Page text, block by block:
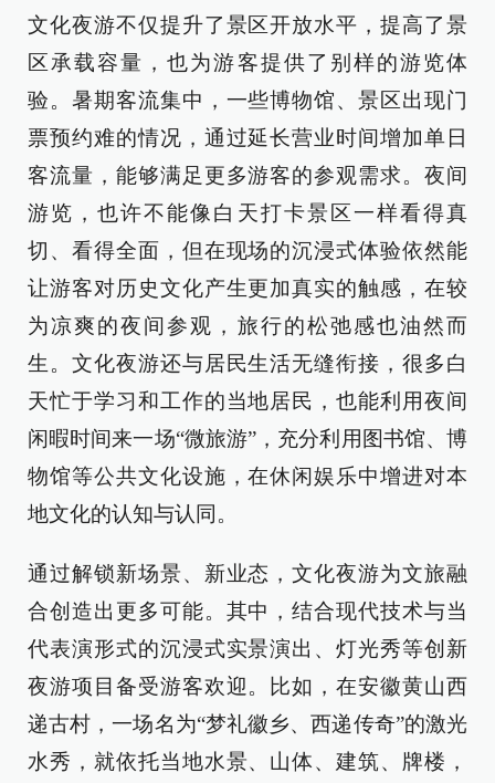
文化夜游不仅提升了景区开放水平，提高了景
区承载容量，也为游客提供了别样的游览体
验。暑期客流集中，一些博物馆、景区出现门
票预约难的情况，通过延长营业时间增加单日
客流量，能够满足更多游客的参观需求。夜间
游览，也许不能像白天打卡景区一样看得真
切、看得全面，但在现场的沉浸式体验依然能
让游客对历史文化产生更加真实的触感，在较
为凉爽的夜间参观，旅行的松弛感也油然而
生。文化夜游还与居民生活无缝衔接，很多白
天忙于学习和工作的当地居民，也能利用夜间
闲暇时间来一场“微旅游”，充分利用图书馆、博
物馆等公共文化设施，在休闲娱乐中增进对本
地文化的认知与认同。
通过解锁新场景、新业态，文化夜游为文旅融
合创造出更多可能。其中，结合现代技术与当
代表演形式的沉浸式实景演出、灯光秀等创新
夜游项目备受游客欢迎。比如，在安徽黄山西
递古村，一场名为“梦礼徽乡、西递传奇”的激光
水秀，就依托当地水景、山体、建筑、牌楼，